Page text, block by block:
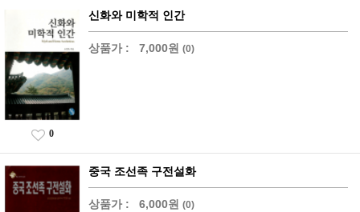
신화와 미학적 인간
상품가 : 7,000원 (0)
0
중국 조선족 구전설화
상품가 : 6,000원 (0)